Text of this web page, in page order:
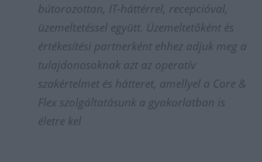
bútorozottan, IT-háttérrel, recepcióval,
üzemeltetéssel együtt. Üzemeltetőként és
értékesítési partnerként ehhez adjuk meg a
tulajdonosoknak azt az operatív
szakértelmet és hátteret, amellyel a Core &
Flex szolgáltatásunk a gyakorlatban is
életre kel